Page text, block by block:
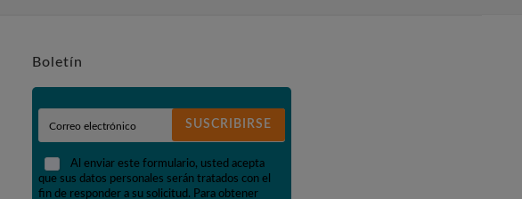
Boletín
SUSCRIBIRSE
Al enviar este formulario, usted acepta
que sus datos personales serán tratados con el
fin de responder a su solicitud. Para obtener